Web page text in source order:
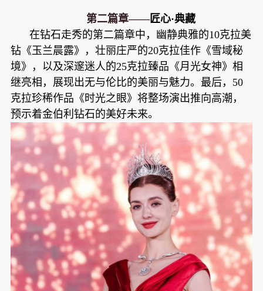
第二篇章——匠心·典藏
在钻石走秀的第二篇章中，幽静典雅的10克拉美
钻《玉兰晨露》，壮丽庄严的20克拉佳作《雪域秘
境》，以及深邃迷人的25克拉臻品《月光女神》相
继亮相，展现出无与伦比的美丽与魅力。最后，50
克拉珍稀作品《时光之眼》将整场演出推向高潮，
预示着金伯利钻石的美好未来。